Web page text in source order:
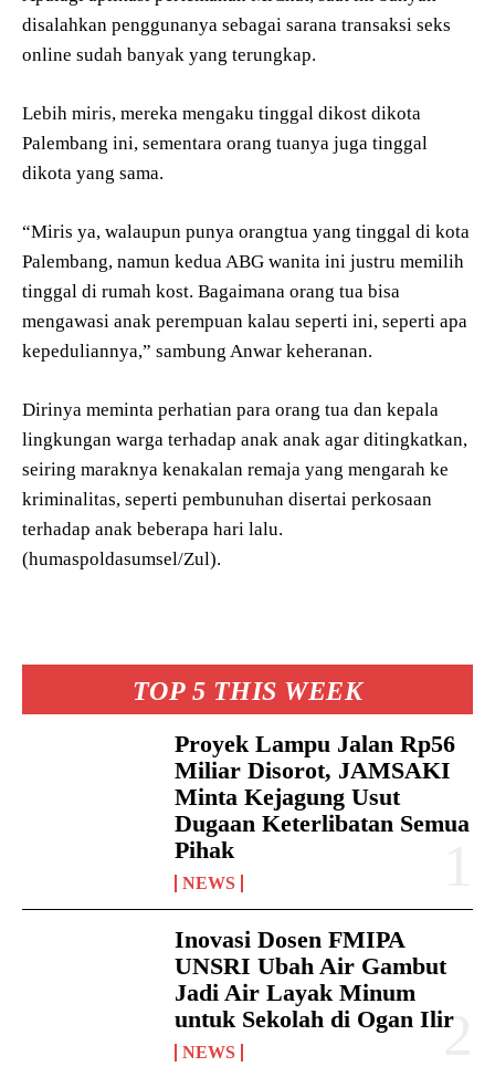
TOP 5 THIS WEEK
Proyek Lampu Jalan Rp56
Miliar Disorot, JAMSAKI
Minta Kejagung Usut
Dugaan Keterlibatan Semua
Pihak
NEWS
Inovasi Dosen FMIPA
UNSRI Ubah Air Gambut
Jadi Air Layak Minum
untuk Sekolah di Ogan Ilir
NEWS
disalahkan penggunanya sebagai sarana transaksi seks
online sudah banyak yang terungkap.
Lebih miris, mereka mengaku tinggal dikost dikota
Palembang ini, sementara orang tuanya juga tinggal
dikota yang sama.
“Miris ya, walaupun punya orangtua yang tinggal di kota
Palembang, namun kedua ABG wanita ini justru memilih
tinggal di rumah kost. Bagaimana orang tua bisa
mengawasi anak perempuan kalau seperti ini, seperti apa
kepeduliannya,” sambung Anwar keheranan.
Dirinya meminta perhatian para orang tua dan kepala
lingkungan warga terhadap anak anak agar ditingkatkan,
seiring maraknya kenakalan remaja yang mengarah ke
kriminalitas, seperti pembunuhan disertai perkosaan
terhadap anak beberapa hari lalu.
(humaspoldasumsel/Zul).